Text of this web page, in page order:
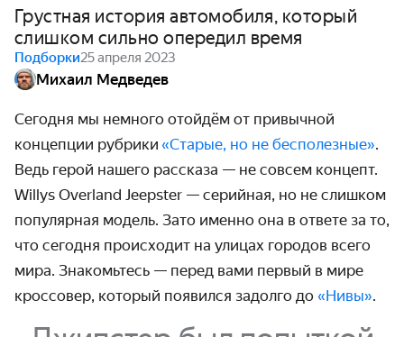
Грустная история автомобиля, который
слишком сильно опередил время
Подборки25 апреля 2023
Михаил Медведев
Сегодня мы немного отойдём от привычной
концепции рубрики «Старые, но не бесполезные».
Ведь герой нашего рассказа — не совсем концепт.
Willys Overland Jeepster — серийная, но не слишком
популярная модель. Зато именно она в ответе за то,
что сегодня происходит на улицах городов всего
мира. Знакомьтесь — перед вами первый в мире
кроссовер, который появился задолго до «Нивы».